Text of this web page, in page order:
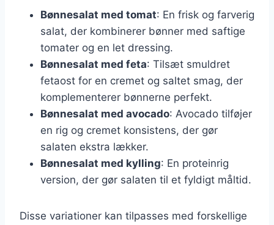
Bønnesalat med tomat: En frisk og farverig
salat, der kombinerer bønner med saftige
tomater og en let dressing.
Bønnesalat med feta: Tilsæt smuldret
fetaost for en cremet og saltet smag, der
komplementerer bønnerne perfekt.
Bønnesalat med avocado: Avocado tilføjer
en rig og cremet konsistens, der gør
salaten ekstra lækker.
Bønnesalat med kylling: En proteinrig
version, der gør salaten til et fyldigt måltid.
Disse variationer kan tilpasses med forskellige